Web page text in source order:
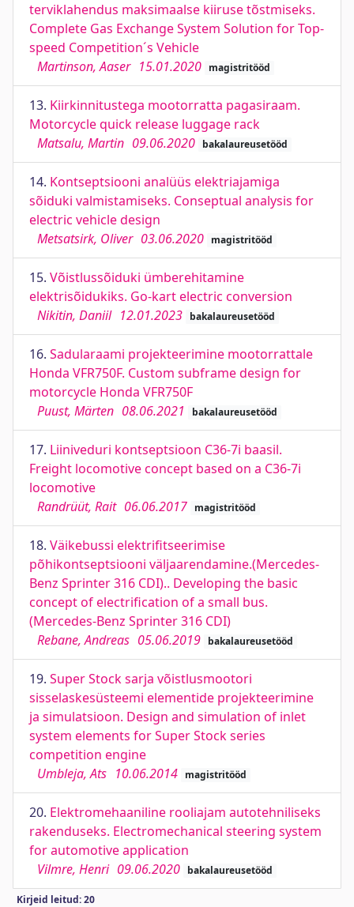
terviklahendus maksimaalse kiiruse tõstmiseks.
Complete Gas Exchange System Solution for Top-
speed Competition´s Vehicle
Martinson, Aaser 15.01.2020 magistritööd
13. Kiirkinnitustega mootorratta pagasiraam.
Motorcycle quick release luggage rack
Matsalu, Martin 09.06.2020 bakalaureusetööd
14. Kontseptsiooni analüüs elektriajamiga
sõiduki valmistamiseks. Conseptual analysis for
electric vehicle design
Metsatsirk, Oliver 03.06.2020 magistritööd
15. Võistlussõiduki ümberehitamine
elektrisõidukiks. Go-kart electric conversion
Nikitin, Daniil 12.01.2023 bakalaureusetööd
16. Sadularaami projekteerimine mootorrattale
Honda VFR750F. Custom subframe design for
motorcycle Honda VFR750F
Puust, Märten 08.06.2021 bakalaureusetööd
17. Liiniveduri kontseptsioon C36-7i baasil.
Freight locomotive concept based on a C36-7i
locomotive
Randrüüt, Rait 06.06.2017 magistritööd
18. Väikebussi elektrifitseerimise
põhikontseptsiooni väljaarendamine.(Mercedes-
Benz Sprinter 316 CDI).. Developing the basic
concept of electrification of a small bus.
(Mercedes-Benz Sprinter 316 CDI)
Rebane, Andreas 05.06.2019 bakalaureusetööd
19. Super Stock sarja võistlusmootori
sisselaskesüsteemi elementide projekteerimine
ja simulatsioon. Design and simulation of inlet
system elements for Super Stock series
competition engine
Umbleja, Ats 10.06.2014 magistritööd
20. Elektromehaaniline rooliajam autotehniliseks
rakenduseks. Electromechanical steering system
for automotive application
Vilmre, Henri 09.06.2020 bakalaureusetööd
Kirjeid leitud: 20